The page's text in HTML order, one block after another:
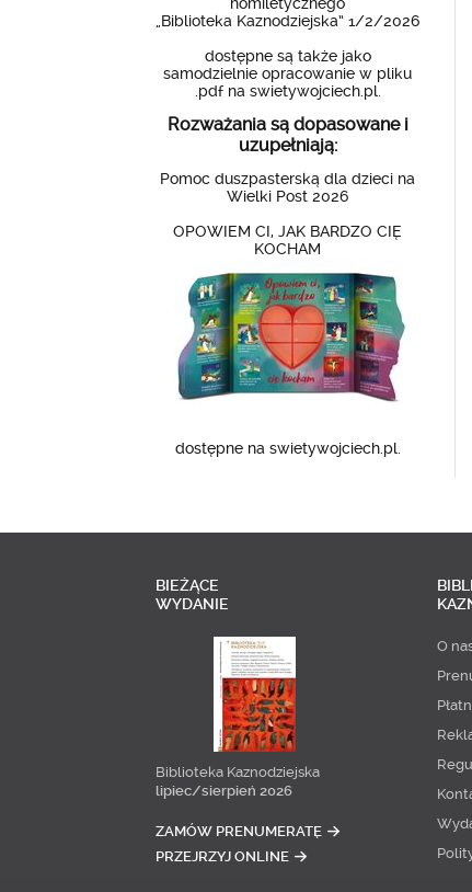
„Biblioteka Kaznodziejska” 1/2/2026
dostępne są także jako
samodzielnie opracowanie w pliku
.pdf na swietywojciech.pl.
Rozważania są dopasowane i
uzupełniają:
Pomoc duszpasterską dla dzieci na
Wielki Post 2026
OPOWIEM CI, JAK BARDZO CIĘ
KOCHAM
dostępne na swietywojciech.pl.
BIEŻĄCE
WYDANIE
Biblioteka Kaznodziejska
lipiec/sierpień 2026
ZAMÓW PRENUMERATĘ
PRZEJRZYJ ONLINE
O